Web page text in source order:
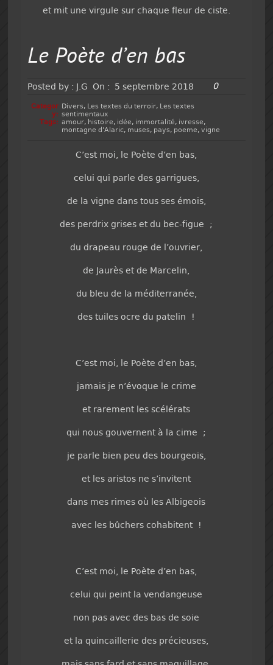
et mit une virgule sur chaque fleur de ciste.
Le Poète d’en bas
Posted by : J.G On : 5 septembre 2018 0
Categor
y:
Divers, Les textes du terroir, Les textes
sentimentaux
Tags: amour, histoire, idée, immortalité, ivresse,
montagne d'Alaric, muses, pays, poeme,vigne
C’est moi, le Poète d’en bas,
celui qui parle des garrigues,
de la vigne dans tous ses émois,
des perdrix grises et du bec-figue ;
du drapeau rouge de l’ouvrier,
de Jaurès et de Marcelin,
du bleu de la méditerranée,
des tuiles ocre du patelin !
C’est moi, le Poète d’en bas,
jamais je n’évoque le crime
et rarement les scélérats
qui nous gouvernent à la cime ;
je parle bien peu des bourgeois,
et les aristos ne s’invitent
dans mes rimes où les Albigeois
avec les bûchers cohabitent !
C’est moi, le Poète d’en bas,
celui qui peint la vendangeuse
non pas avec des bas de soie
et la quincaillerie des précieuses,